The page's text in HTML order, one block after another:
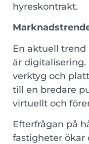
hyreskontrakt.
En aktuell
är
verktyg och
till en bredare
virtuellt och
Efterfrågan på
fastigheter ökar